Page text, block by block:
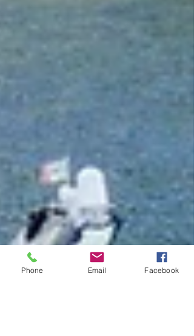
Phone Email Facebook